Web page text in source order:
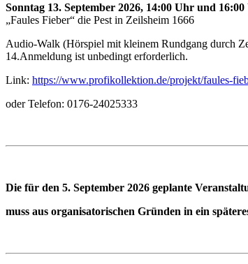
Sonntag 13. September 2026, 14:00 Uhr und
„Faules Fieber“ die Pest in Zeilsheim 1666
Audio-Walk (Hörspiel mit kleinem Rundgang durch
14.Anmeldung ist unbedingt erforderlich.
Link: https://www.profikollektion.de/projekt/faules-
oder Telefon: 0176-24025333
Die für den 5. September 2026 geplante
muss aus organisatorischen Gründen in ein